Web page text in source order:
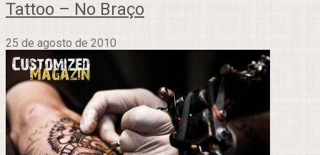
Tattoo – No Braço
25 de agosto de 2010